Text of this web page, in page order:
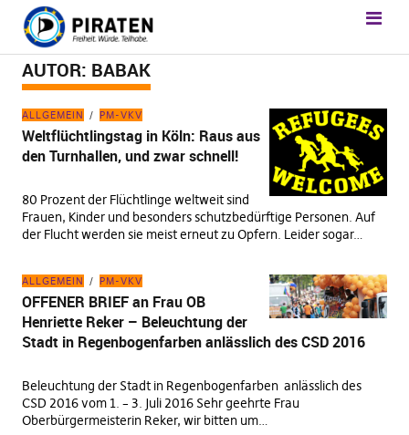
AUTOR: BABAK
ALLGEMEIN PM-VKV
Weltflüchtlingstag in Köln: Raus aus
den Turnhallen, und zwar schnell!
80 Prozent der Flüchtlinge weltweit sind
Frauen, Kinder und besonders schutzbedürftige Personen. Auf
der Flucht werden sie meist erneut zu Opfern. Leider sogar…
ALLGEMEIN PM-VKV
OFFENER BRIEF an Frau OB
Henriette Reker – Beleuchtung der
Stadt in Regenbogenfarben anlässlich des CSD 2016
Beleuchtung der Stadt in Regenbogenfarben anlässlich des
CSD 2016 vom 1. – 3. Juli 2016 Sehr geehrte Frau
Oberbürgermeisterin Reker, wir bitten um…